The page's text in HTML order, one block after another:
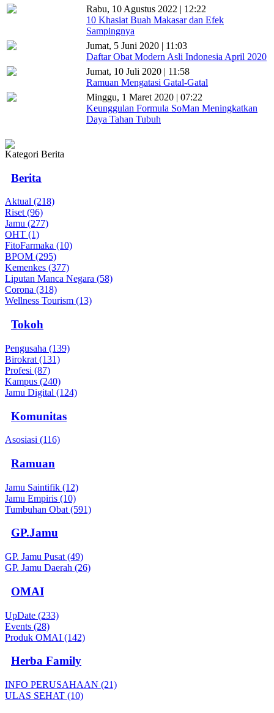
Rabu, 10 Agustus 2022 | 12:22
10 Khasiat Buah Makasar dan Efek
Sampingnya
Jumat, 5 Juni 2020 | 11:03
Daftar Obat Modern Asli Indonesia April 2020
Jumat, 10 Juli 2020 | 11:58
Ramuan Mengatasi Gatal-Gatal
Minggu, 1 Maret 2020 | 07:22
Keunggulan Formula SoMan Meningkatkan
Daya Tahan Tubuh
Kategori Berita
Berita
Aktual (218)
Riset (96)
Jamu (277)
OHT (1)
FitoFarmaka (10)
BPOM (295)
Kemenkes (377)
Liputan Manca Negara (58)
Corona (318)
Wellness Tourism (13)
Tokoh
Pengusaha (139)
Birokrat (131)
Profesi (87)
Kampus (240)
Jamu Digital (124)
Komunitas
Asosiasi (116)
Ramuan
Jamu Saintifik (12)
Jamu Empiris (10)
Tumbuhan Obat (591)
GP.Jamu
GP. Jamu Pusat (49)
GP. Jamu Daerah (26)
OMAI
UpDate (233)
Events (28)
Produk OMAI (142)
Herba Family
INFO PERUSAHAAN (21)
ULAS SEHAT (10)